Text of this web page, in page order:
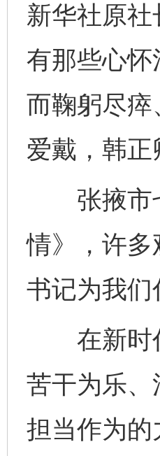
新华社原
有那些心
而鞠躬尽
爱戴，韩正
张掖市七
情》，许多
书记为我们
在新时代
苦干为乐、
担当作为的